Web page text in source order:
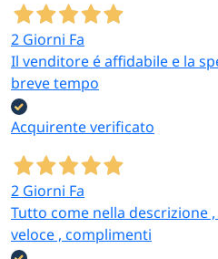
2 Giorni Fa
Il venditore é affidabile e la
breve tempo
Acquirente verificato
2 Giorni Fa
Tutto come nella descrizione
veloce , complimenti